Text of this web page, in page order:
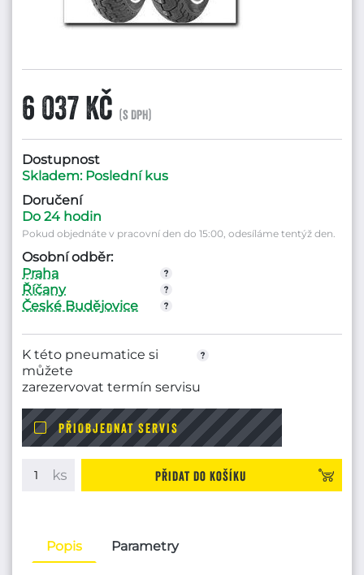
6 037 Kč (s DPH)
Dostupnost
Skladem: Poslední kus
Doručení
Do 24 hodin
Pokud objednáte v pracovní den do 15:00, odesíláme tentýž den.
Osobní odběr:
Praha
Říčany
České Budějovice
K této pneumatice si
můžete
zarezervovat termín servisu
PŘIOBJEDNAT SERVIS
Přidat do košíku
Popis Parametry